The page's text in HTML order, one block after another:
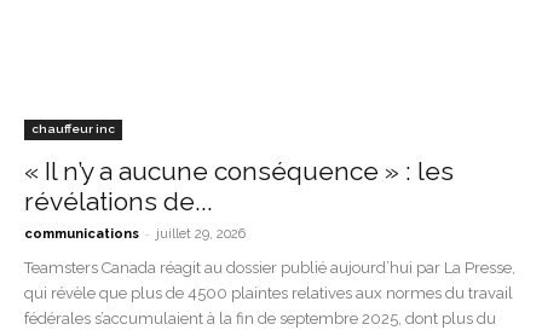
chauffeur inc
« Il n’y a aucune conséquence » : les
révélations de...
communications - juillet 29, 2026
Teamsters Canada réagit au dossier publié aujourd’hui par La Presse,
qui révèle que plus de 4500 plaintes relatives aux normes du travail
fédérales s’accumulaient à la fin de septembre 2025, dont plus du